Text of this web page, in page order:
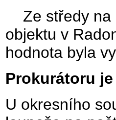
Ze středy na
objektu v
hodnota byla
Prokurátoru
U okresního